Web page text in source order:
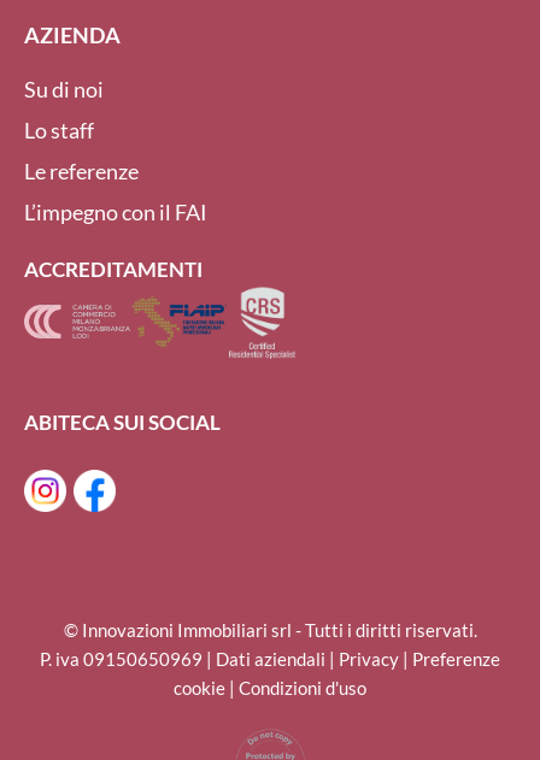
AZIENDA
Su di noi
Lo staff
Le referenze
L’impegno con il FAI
ACCREDITAMENTI
ABITECA SUI SOCIAL
© Innovazioni Immobiliari srl - Tutti i diritti riservati.
P. iva 09150650969 | Dati aziendali | Privacy | Preferenze
cookie | Condizioni d'uso